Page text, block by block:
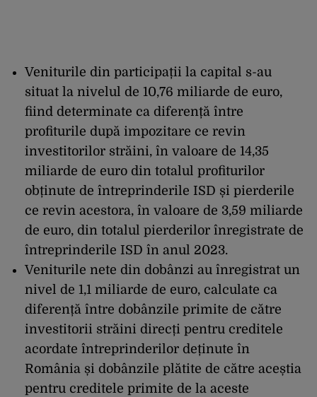
Veniturile din participații la capital s-au
situat la nivelul de 10,76 miliarde de euro,
fiind determinate ca diferență între
profiturile după impozitare ce revin
investitorilor străini, în valoare de 14,35
miliarde de euro din totalul profiturilor
obținute de întreprinderile ISD și pierderile
ce revin acestora, în valoare de 3,59 miliarde
de euro, din totalul pierderilor înregistrate de
întreprinderile ISD în anul 2023.
Veniturile nete din dobânzi au înregistrat un
nivel de 1,1 miliarde de euro, calculate ca
diferență între dobânzile primite de către
investitorii străini direcți pentru creditele
acordate întreprinderilor deținute în
România și dobânzile plătite de către aceștia
pentru creditele primite de la aceste